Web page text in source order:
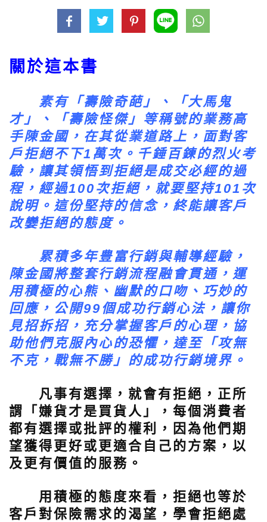
關於這本書
素有「壽險奇葩」、「大馬鬼
才」、「壽險怪傑」等稱號的業務高
手陳金國，在其從業道路上，面對客
戶拒絕不下1萬次。千錘百鍊的烈火考
驗，讓其領悟到拒絕是成交必經的過
程，經過100次拒絕，就要堅持101次
說明。這份堅持的信念，終能讓客戶
改孌拒絕的態度。
累積多年豊富行銷與輔導經驗，
陳金國將整套行銷流程融會貫通，運
用積極的心熊、幽默的口吻、巧妙的
回應，公開99個成功行銷心法，讓你
見招拆招，充分掌握客戶的心理，協
助他們克服內心的恐懼，達至「攻無
不克，戰無不勝」的成功行銷境界。
凡事有選擇，就會有拒絕，正所
謂「嫌貨才是買貨人」，每個消費者
都有選擇或批評的權利，因為他們期
望獲得更好或更適合自己的方案，以
及更有價值的服務。
用積極的態度來看，拒絕也等於
客戶對保險需求的渴望，學會拒絕處